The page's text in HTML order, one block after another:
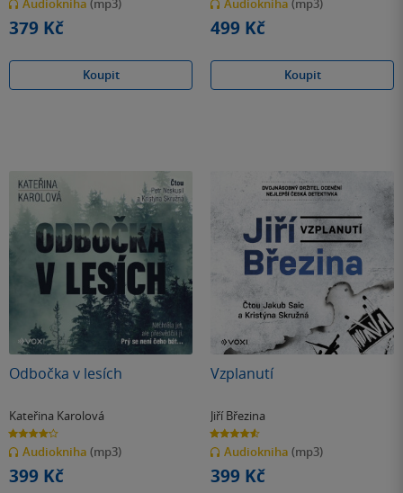
5
hvězdiček
Audiokniha (mp3)
379 Kč
Koupit
5
hvězdiček
Audiokniha (mp3)
499 Kč
Koupit
Odbočka v lesích
Kateřina Karolová
4.2
z
5
hvězdiček
Audiokniha (mp3)
399 Kč
Vzplanutí
Jiří Březina
4.6
z
5
hvězdiček
Audiokniha (mp3)
399 Kč